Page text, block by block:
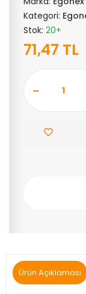
Kategori:
Stok: 20+
71,47 TL
Ürün Açıklaması